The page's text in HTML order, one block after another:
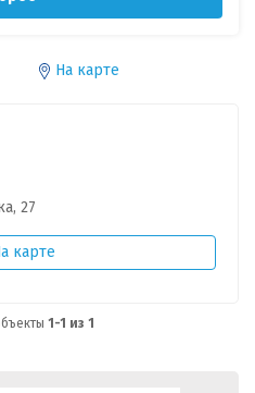
На карте
27
карте
1-1 из 1